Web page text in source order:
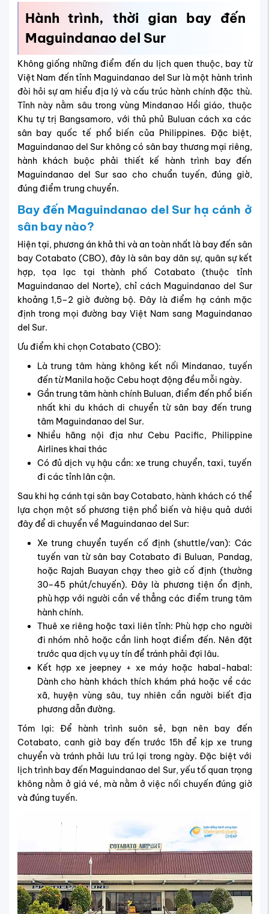
Hành trình, thời gian bay đến
Maguindanao del Sur
Không giống những điểm đến du lịch quen thuộc, bay từ
Việt Nam đến tỉnh Maguindanao del Sur là một hành trình
đòi hỏi sự am hiểu địa lý và cấu trúc hành chính đặc thù.
Tỉnh này nằm sâu trong vùng Mindanao Hồi giáo, thuộc
Khu tự trị Bangsamoro, với thủ phủ Buluan cách xa các
sân bay quốc tế phổ biến của Philippines. Đặc biệt,
Maguindanao del Sur không có sân bay thương mại riêng,
hành khách buộc phải thiết kế hành trình bay đến
Maguindanao del Sur sao cho chuẩn tuyến, đúng giờ,
đúng điểm trung chuyển.
Bay đến Maguindanao del Sur hạ cánh ở
sân bay nào?
Hiện tại, phương án khả thi và an toàn nhất là bay đến sân
bay Cotabato (CBO), đây là sân bay dân sự, quân sự kết
hợp, tọa lạc tại thành phố Cotabato (thuộc tỉnh
Maguindanao del Norte), chỉ cách Maguindanao del Sur
khoảng 1,5–2 giờ đường bộ. Đây là điểm hạ cánh mặc
định trong mọi đường bay Việt Nam sang Maguindanao
del Sur.
Ưu điểm khi chọn Cotabato (CBO):
Là trung tâm hàng không kết nối Mindanao, tuyến
đến từ Manila hoặc Cebu hoạt động đều mỗi ngày.
Gần trung tâm hành chính Buluan, điểm đến phổ biến
nhất khi du khách di chuyển từ sân bay đến trung
tâm Maguindanao del Sur.
Nhiều hãng nội địa như Cebu Pacific, Philippine
Airlines khai thác
Có đủ dịch vụ hậu cần: xe trung chuyển, taxi, tuyến
đi các tỉnh lân cận.
Sau khi hạ cánh tại sân bay Cotabato, hành khách có thể
lựa chọn một số phương tiện phổ biến và hiệu quả dưới
đây để di chuyển về Maguindanao del Sur:
Xe trung chuyển tuyến cố định (shuttle/van): Các
tuyến van từ sân bay Cotabato đi Buluan, Pandag,
hoặc Rajah Buayan chạy theo giờ cố định (thường
30–45 phút/chuyến). Đây là phương tiện ổn định,
phù hợp với người cần về thẳng các điểm trung tâm
hành chính.
Thuê xe riêng hoặc taxi liên tỉnh: Phù hợp cho người
đi nhóm nhỏ hoặc cần linh hoạt điểm đến. Nên đặt
trước qua dịch vụ uy tín để tránh phải đợi lâu.
Kết hợp xe jeepney + xe máy hoặc habal-habal:
Dành cho hành khách thích khám phá hoặc về các
xã, huyện vùng sâu, tuy nhiên cần người biết địa
phương dẫn đường.
Tóm lại: Để hành trình suôn sẻ, bạn nên bay đến
Cotabato, canh giờ bay đến trước 15h để kịp xe trung
chuyển và tránh phải lưu trú lại trong ngày. Đặc biệt với
lịch trình bay đến Maguindanao del Sur, yếu tố quan trọng
không nằm ở giá vé, mà nằm ở việc nối chuyến đúng giờ
và đúng tuyến.